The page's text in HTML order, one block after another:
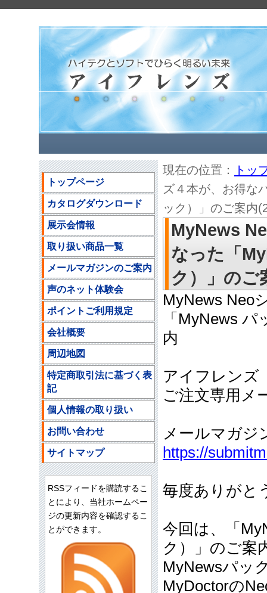
現在の位置：
トッ
ズ４本が、お得な
ック）」のご案内
MyNews
なった「
ク）」のご
MyNews Neo
「MyNews
内
アイフレン
ご注文専用メ
メールマガジ
https://
毎度ありがと
今回は、「
ク）」のご案
MyNewsパッ
MyDoctorの
トップページ
カタログダウンロード
展示会情報
取り扱い商品一覧
メールマガジンのご案内
声のネット体験会
ポイントご利用規定
会社概要
周辺地図
特定商取引法に基づく表
記
個人情報の取り扱い
お問い合わせ
サイトマップ
RSSフィードを購読するこ
とにより、当社ホームペー
ジの更新内容を確認するこ
とができます。